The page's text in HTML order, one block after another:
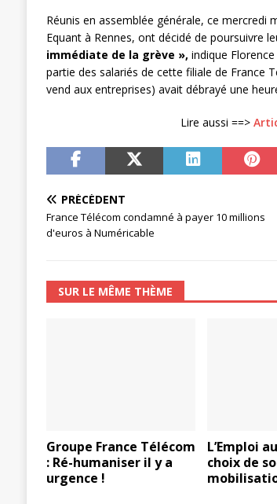
[ 11 septembre
[ 27 avril 2024 ]
1er
Réunis en assemblée générale, ce mercredi
Equant à Rennes, ont décidé de poursuivre
immédiate de la grève », indique
partie des salariés de cette filiale de France
vend aux entreprises) avait débrayé une
Lire aussi ==>
PRÉCÉDENT
France Télécom condamné à payer 10 millions
d'euros à Numéricable
SUR LE MÊME THÈME
Groupe France Télécom
: Ré-humaniser il y a
urgence !
L’Emploi
choix de